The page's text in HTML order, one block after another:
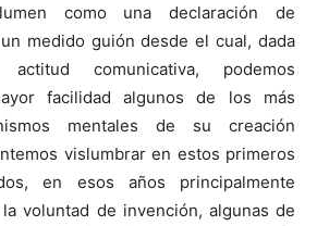
como una declaración de
medido guión desde el cual, dada
comunicativa, podemos
facilidad algunos de los más
mentales de su creación
vislumbrar en estos primeros
en esos años principalmente
voluntad de invención, algunas de